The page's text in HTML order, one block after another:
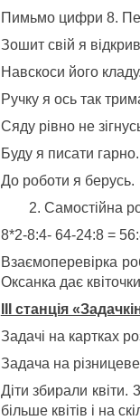
Пимьмо цифри 8.
Зошит свій я
Навскоси його кладу.
Ручку я ось так
Сяду рівно не
Буду я писати гарно.
До роботи я берусь.
Самостійна
8*2-8:4- 64-24:8
Взаємоперевірка
Оксанка дає
ІІІ станція
Задачі на картках
Задача на
Діти збирали квіти.
більше квітів і на